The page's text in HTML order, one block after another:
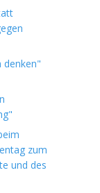
denken"
zum
und des